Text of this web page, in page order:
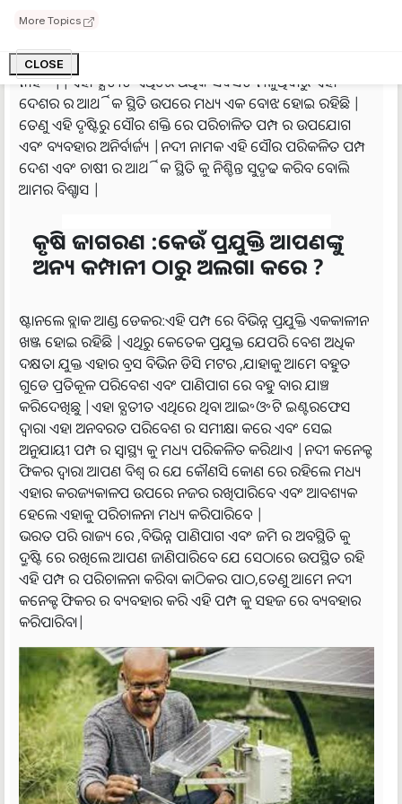
More Topics
CLOSE
ଉତ୍ପାଦନ ଉପରେ ରୋକ ଲଗାଇପାରିବ|
କୋଟି ର ଦକ୍ଷତା ଖୁବ ନିମ୍ନଧରଣ ବୋଲି କହିଲେ ଭୁଲ ହେବ
ନାହିଁ||ଏହା ବ୍ଯତୀତ ଏଥିରେ ଅଧିକ ସବସିଡି ମିଳୁଥିବାରୁ ଏହା
ଦେଶର ର ଆର୍ଥିକ ସ୍ଥିତି ଉପରେ ମଧ୍ୟ ଏକ ବୋଝ ହୋଇ ରହିଛି |
ତେଣୁ ଏହି ଦୃଷ୍ଟିରୁ ସୌର ଶକ୍ତି ରେ ପରିଚାଳିତ ପମ୍ପ ର ଉପଯୋଗ
ଏବଂ ବ୍ୟବହାର ଅନିର୍ବାର୍ଜ୍ୟ |ନଦୀ ନାମକ ଏହି ସୌର ପରିକଳିତ ପମ୍ପ
ଦେଶ ଏବଂ ଚାଷୀ ର ଆର୍ଥିକ ସ୍ଥିତି କୁ ନିଶ୍ଚିନ୍ତ ସୁଦୃଢ କରିବ ବୋଲି
ଆମର ବିଶ୍ବାସ |
କୃଷି ଜାଗରଣ :କେଉଁ ପ୍ରଯୁକ୍ତି ଆପଣଙ୍କୁ
ଅନ୍ୟ କମ୍ପାନୀ ଠାରୁ ଅଲଗା କରେ ?
ଷ୍ଟାନଲେ ବ୍ଲାକ ଆଣ୍ଡ ଡେକର:ଏହି ପମ୍ପ ରେ ବିଭିନ୍ନ ପ୍ରଯୁକ୍ତି ଏକକାଳୀନ
ଖଞ୍ଜ ହୋଇ ରହିଛି |ଏଥିରୁ କେତେକ ପ୍ରଯୁକ୍ତ ଯେପରି ବେଶ ଅଧିକ
ଦକ୍ଷତା ଯୁକ୍ତ ଏହାର ବ୍ରସ ବିଭିନ ଡିସି ମଟର ,ଯାହାକୁ ଆମେ ବହୁତ
ଗୁଡେ ପ୍ରତିକୂଳ ପରିବେଶ ଏବଂ ପାଣିପାଗ ରେ ବହୁ ବାର ଯାଞ୍ଚ
କରିଦେଖିଛୁ |ଏହା ବ୍ଯତୀତ ଏଥିରେ ଥିବା ଆଇ॰ଓ॰ଟି ଇଣ୍ଟରଫେସ
ଦ୍ଵାରା ଏହା ଅନବରତ ପରିବେଶ ର ସମୀକ୍ଷା କରେ ଏବଂ ସେଇ
ଅନୁଯାୟୀ ପମ୍ପ ର ସ୍ୱାସ୍ଥ୍ୟ କୁ ମଧ୍ୟ ପରିକଳିତ କରିଥାଏ |ନଦୀ କନେକ୍ଟ
ଫିକର ଦ୍ଵାରା ଆପଣ ବିଶ୍ଵ ର ଯେ କୌଣସି କୋଣ ରେ ରହିଲେ ମଧ୍ୟ
ଏହାର କରଜ୍ୟକାଳପ ଉପରେ ନଜର ରଖିପାରିବେ ଏବଂ ଆବଶ୍ୟକ
ହେଲେ ଏହାକୁ ପରିଚାଳନା ମଧ୍ୟ କରିପାରିବେ |
ଭରତ ପରି ରାଜ୍ୟ ରେ ,ବିଭିନ୍ନ ପାଣିପାଗ ଏବଂ ଜମି ର ଅବସ୍ଥିତି କୁ
ଦ୍ରୁଷ୍ଟି ରେ ରଖିଲେ ଆପଣ ଜାଣିପାରିବେ ଯେ ସେଠାରେ ଉପସ୍ଥିତ ରହି
ଏହି ପମ୍ପ ର ପରିଚାଳନା କରିବା କାଠିକର ପାଠ,ତେଣୁ ଆମେ ନଦୀ
କନେକ୍ଟ ଫିକର ର ବ୍ୟବହାର କରି ଏହି ପମ୍ପ କୁ ସହଜ ରେ ବ୍ୟବହାର
କରିପାରିବା|